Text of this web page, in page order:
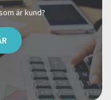
är kund?